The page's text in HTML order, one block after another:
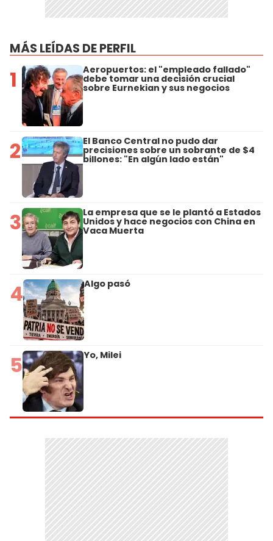
MÁS LEÍDAS DE PERFIL
1 Aeropuertos: el "empleado fallado"
debe tomar una decisión crucial
sobre Eurnekian y sus negocios
2 El Banco Central no pudo dar
precisiones sobre un sobrante de $4
billones: "En algún lado están"
3 La empresa que se le plantó a Estados
Unidos y hace negocios con China en
Vaca Muerta
4 Algo pasó
5 Yo, Milei